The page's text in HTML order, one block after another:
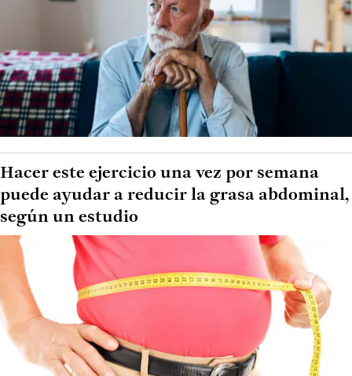
Hacer este ejercicio una vez por semana
puede ayudar a reducir la grasa abdominal,
según un estudio